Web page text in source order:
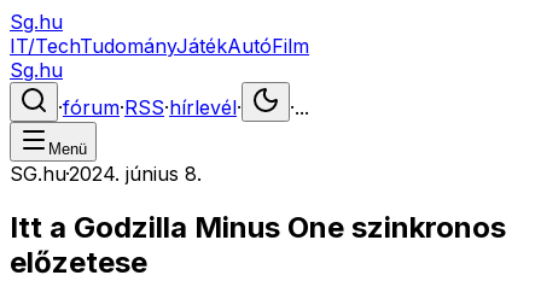
Sg.hu
IT/TechTudományJátékAutóFilm
Sg.hu
·fórum·RSS·hírlevél· ·...
Menü
SG.hu·2024. június 8.
Itt a Godzilla Minus One szinkronos
előzetese